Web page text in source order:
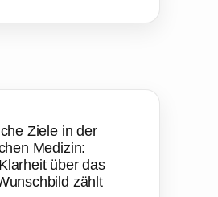
Ziele in der
Medizin:
über das
zählt